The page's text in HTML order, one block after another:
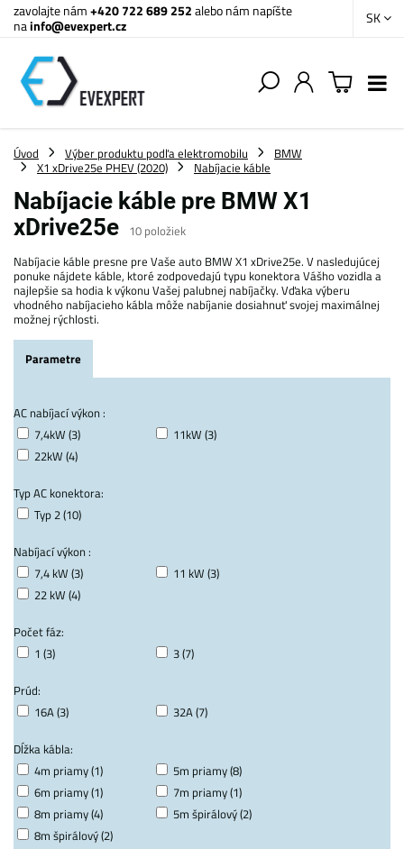
zavolajte nám+420 722 689 252alebo nám napíšte
nainfo@evexpert.cz SK
Úvod Výber produktu podľa elektromobilu
BMW
X1 xDrive25e PHEV (2020)
Nabíjacie káble
Nabíjacie káble pre BMW X1
xDrive25e 10 položiek
Nabíjacie káble presne pre Vaše auto BMW X1 xDrive25e. V nasledujúcej
ponuke nájdete káble, ktoré zodpovedajú typu konektora Vášho vozidla a
najlepšie sa hodia k výkonu Vašej palubnej nabíjačky. Vďaka výberu
vhodného nabíjacieho kábla môže nabíjanie dosiahnuť svojej maximálnej
možnej rýchlosti.
Parametre
AC nabíjací výkon :
7,4kW (3)
11kW (3)
22kW (4)
Typ AC konektora:
Typ 2 (10)
Nabíjací výkon :
7,4 kW (3)
11 kW (3)
22 kW (4)
Počet fáz:
1 (3)
3 (7)
Prúd:
16A (3)
32A (7)
Dĺžka kábla:
4m priamy (1)
5m priamy (8)
6m priamy (1)
7m priamy (1)
8m priamy (4)
5m špirálový (2)
8m špirálový (2)